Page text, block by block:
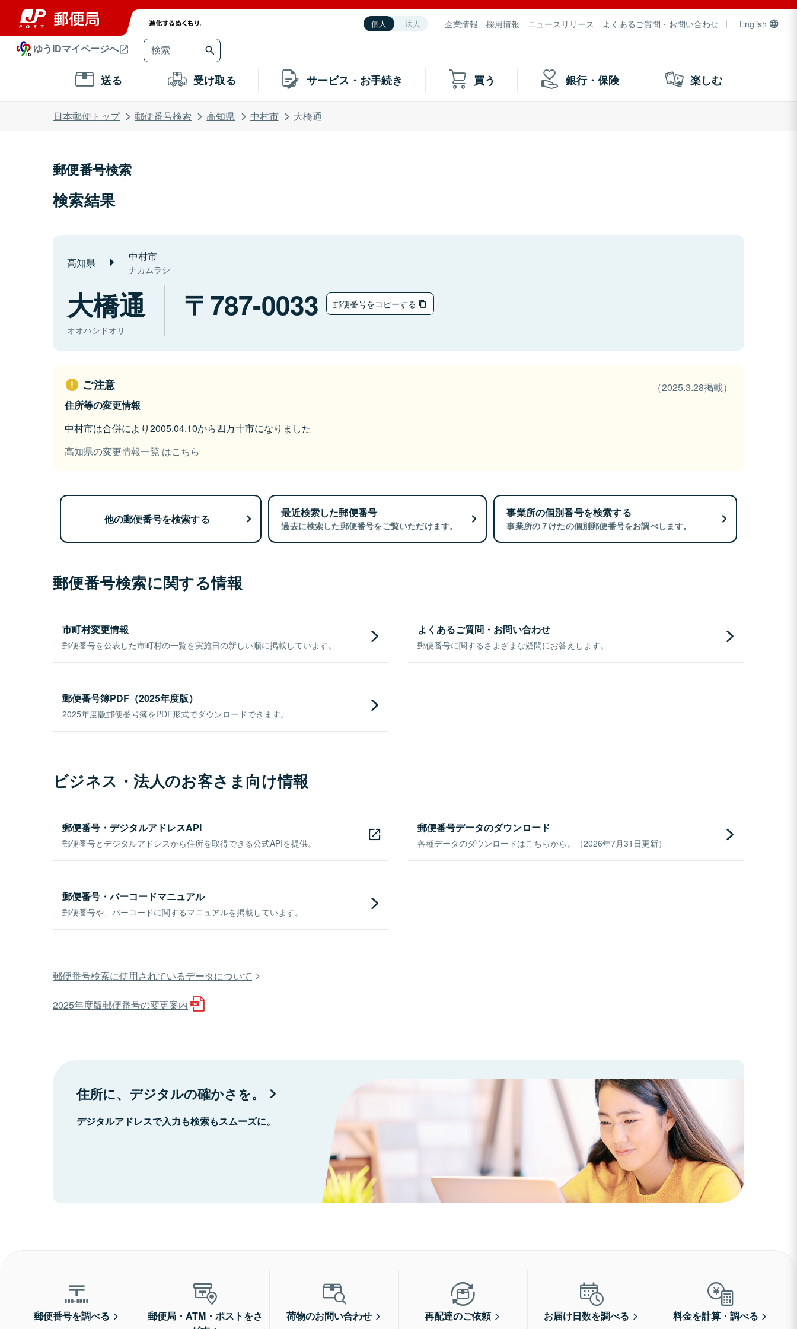
個人 法人 企業情報 採用情報 ニュースリリース よくあるご質問・お問い合わせ English
ゆうIDマイページへ
送る 受け取る サービス・お手続き 買う 銀行・保険 楽しむ
日本郵便トップ 郵便番号検索 高知県 中村市 大橋通
郵便番号検索
検索結果
高知県 中村市
ナカムラシ
大橋通
オオハシドオリ
787-0033 郵便番号をコピーする
ご注意
（2025.3.28掲載）
住所等の変更情報
中村市は合併により2005.04.10から四万十市になりました
高知県の変更情報一覧 はこちら
他の郵便番号を検索する 最近検索した郵便番号
過去に検索した郵便番号をご覧いただけます。
事業所の個別番号を検索する
事業所の７けたの個別郵便番号をお調べします。
郵便番号検索に関する情報
市町村変更情報
郵便番号を公表した市町村の一覧を実施日の新しい順に掲載しています。
よくあるご質問・お問い合わせ
郵便番号に関するさまざまな疑問にお答えします。
郵便番号簿PDF（2025年度版）
2025年度版郵便番号簿をPDF形式でダウンロードできます。
ビジネス・法人のお客さま向け情報
郵便番号・デジタルアドレスAPI
郵便番号とデジタルアドレスから住所を取得できる公式APIを提供。
郵便番号データのダウンロード
各種データのダウンロードはこちらから。（2026年7月31日更新）
郵便番号・バーコードマニュアル
郵便番号や、バーコードに関するマニュアルを掲載しています。
郵便番号検索に使用されているデータについて
2025年度版郵便番号の変更案内
住所に、デジタルの確かさを。
デジタルアドレスで入力も検索もスムーズに。
郵便番号を調べる
郵便局・ATM・ポストをさ
荷物のお問い合わせ 再配達のご依頼 お届け日数を調べる 料金を計算・調べる